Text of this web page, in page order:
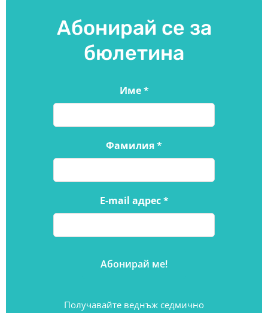
Абонирай се за
бюлетина
Име*
Фамилия*
E-mail адрес*
Получавайте веднъж седмично